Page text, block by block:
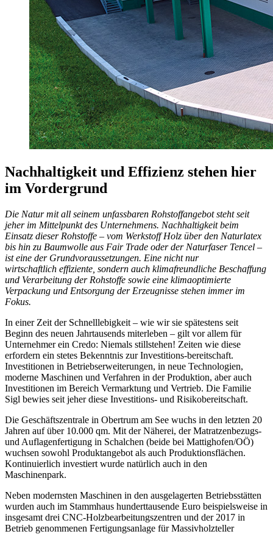
Nachhaltigkeit und Effizienz stehen hier
im Vordergrund
Die Natur mit all seinem unfassbaren Rohstoffangebot steht seit
jeher im Mittelpunkt des Unternehmens. Nachhaltigkeit beim
Einsatz dieser Rohstoffe – vom Werkstoff Holz über den Naturlatex
bis hin zu Baumwolle aus Fair Trade oder der Naturfaser Tencel –
ist eine der Grundvoraussetzungen. Eine nicht nur
wirtschaftlich effiziente, sondern auch klimafreundliche Beschaffung
und Verarbeitung der Rohstoffe sowie eine klimaoptimierte
Verpackung und Entsorgung der Erzeugnisse stehen immer im
Fokus.
In einer Zeit der Schnelllebigkeit – wie wir sie spätestens seit
Beginn des neuen Jahrtausends miterleben – gilt vor allem für
Unternehmer ein Credo: Niemals stillstehen! Zeiten wie diese
erfordern ein stetes Bekenntnis zur Investitions-bereitschaft.
Investitionen in Betriebserweiterungen, in neue Technologien,
moderne Maschinen und Verfahren in der Produktion, aber auch
Investitionen im Bereich Vermarktung und Vertrieb. Die Familie
Sigl bewies seit jeher diese Investitions- und Risikobereitschaft.
Die Geschäftszentrale in Obertrum am See wuchs in den letzten 20
Jahren auf über 10.000 qm. Mit der Näherei, der Matratzenbezugs-
und Auflagenfertigung in Schalchen (beide bei Mattighofen/OÖ)
wuchsen sowohl Produktangebot als auch Produktionsflächen.
Kontinuierlich investiert wurde natürlich auch in den
Maschinenpark.
Neben modernsten Maschinen in den ausgelagerten Betriebsstätten
wurden auch im Stammhaus hunderttausende Euro beispielsweise in
insgesamt drei CNC-Holzbearbeitungszentren und der 2017 in
Betrieb genommenen Fertigungsanlage für Massivholzteller